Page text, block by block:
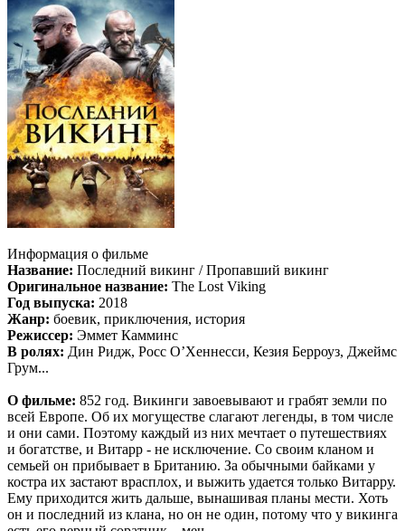
Информация о фильме
Название: Последний викинг / Пропавший викинг
Оригинальное название: The Lost Viking
Год выпуска: 2018
Жанр: боевик, приключения, история
Режиссер: Эммет Камминс
В ролях: Дин Ридж, Росс О’Хеннесси, Кезия Берроуз, Джеймс
Грум...
О фильме: 852 год. Викинги завоевывают и грабят земли по
всей Европе. Об их могуществе слагают легенды, в том числе
и они сами. Поэтому каждый из них мечтает о путешествиях
и богатстве, и Витарр - не исключение. Со своим кланом и
семьей он прибывает в Британию. За обычными байками у
костра их застают врасплох, и выжить удается только Витарру.
Ему приходится жить дальше, вынашивая планы мести. Хоть
он и последний из клана, но он не один, потому что у викинга